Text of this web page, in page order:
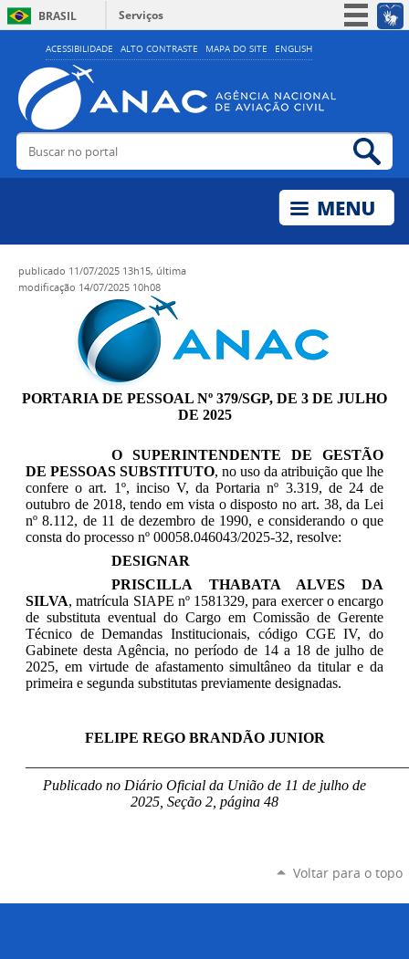
ACESSIBILIDADE ALTO CONTRASTE MAPA DO SITE ENGLISH
BRASIL
Serviços
Simplifique!
Acesso à informação
Legislação
Buscar no portal
publicado 11/07/2025 13h15, última
modificação 14/07/2025 10h08
PORTARIA DE PESSOAL Nº 379/SGP, DE 3 DE JULHO
DE 2025
O SUPERINTENDENTE DE GESTÃO
DE PESSOAS SUBSTITUTO, no uso da atribuição que lhe
confere o art. 1º, inciso V, da Portaria nº 3.319, de 24 de
outubro de 2018, tendo em vista o disposto no art. 38, da Lei
nº 8.112, de 11 de dezembro de 1990, e considerando o que
consta do processo nº 00058.046043/2025-32, resolve:
DESIGNAR
PRISCILLA THABATA ALVES DA
SILVA, matrícula SIAPE nº 1581329, para exercer o encargo
de substituta eventual do Cargo em Comissão de Gerente
Técnico de Demandas Institucionais, código CGE IV, do
Gabinete desta Agência, no período de 14 a 18 de julho de
2025, em virtude de afastamento simultâneo da titular e da
primeira e segunda substitutas previamente designadas.
FELIPE REGO BRANDÃO JUNIOR
Publicado no Diário Oficial da União de 11 de julho de
2025, Seção 2, página 48
Voltar para o topo